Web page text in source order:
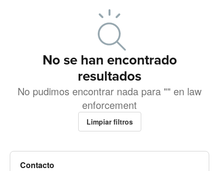
No se han encontrado
resultados
No pudimos encontrar nada para "" en law
enforcement
Limpiar filtros
Contacto